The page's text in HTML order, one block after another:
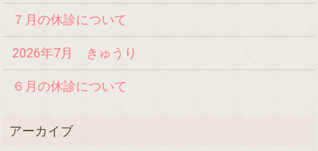
７月の休診について
2026年7月 きゅうり
６月の休診について